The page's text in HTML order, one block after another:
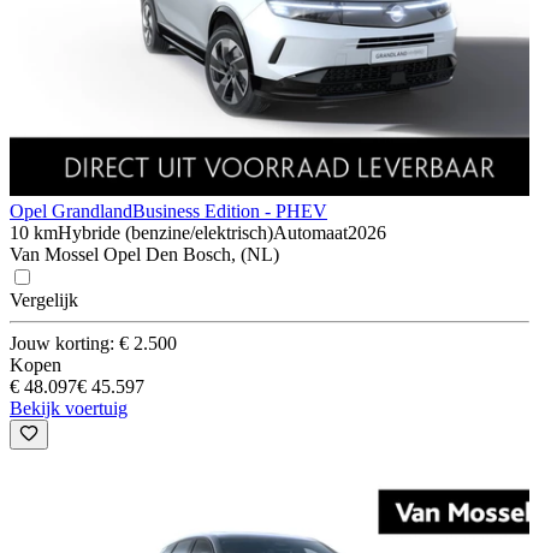
Opel GrandlandBusiness Edition - PHEV
10 kmHybride (benzine/elektrisch)Automaat2026
Van Mossel Opel Den Bosch, (NL)
Vergelijk
Jouw korting: € 2.500
Kopen
€ 48.097€ 45.597
Bekijk voertuig